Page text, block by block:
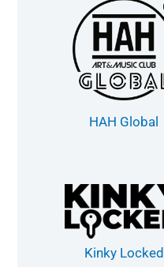
HAH Global
Kinky Locked